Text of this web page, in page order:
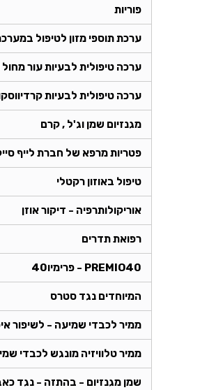
פוריות
ערכת תוספי מזון לטיפול
ערכה טיפולית לבעיות עור מחול IHERB
ערכה טיפולית לבעיות
מגנזיום שמן וג'ל , קרם
פטריות מרפא של חברת לייף
טיפול באוזון רקטלי
אוריקולותרפיה - דיקור אוזן
רפואת תדרים
PREMIO40 - פרימיו40
המיוחדים נגד סטרס
ממיר לכבדי שמיעה - לשיפור
ממיר טלוויזיה מונגש לכבדי
שמן מגנזיום - בהתזה - נגד